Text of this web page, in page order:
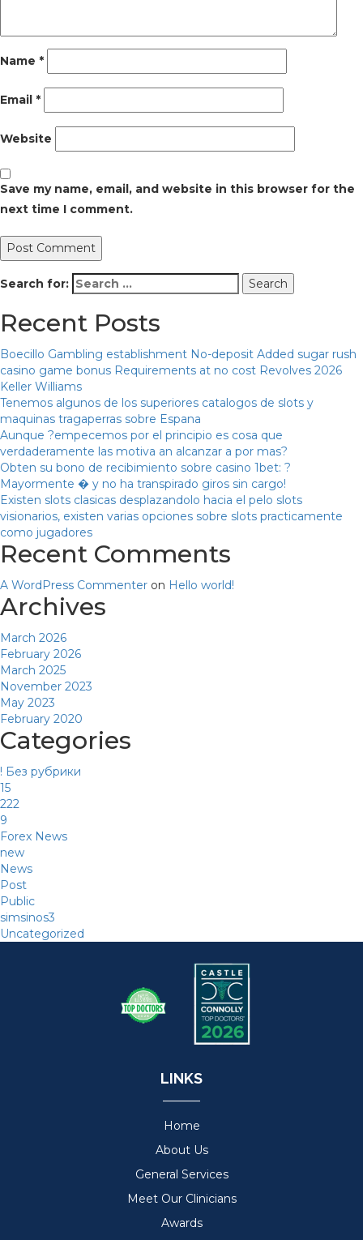
Name *
Email *
Website
Save my name, email, and website in this browser for the
next time I comment.
Search for:
Recent Posts
Boecillo Gambling establishment No-deposit Added sugar rush
casino game bonus Requirements at no cost Revolves 2026
Keller Williams
Tenemos algunos de los superiores catalogos de slots y
maquinas tragaperras sobre Espana
Aunque ?empecemos por el principio es cosa que
verdaderamente las motiva an alcanzar a por mas?
Obten su bono de recibimiento sobre casino 1bet: ?
Mayormente � y no ha transpirado giros sin cargo!
Existen slots clasicas desplazandolo hacia el pelo slots
visionarios, existen varias opciones sobre slots practicamente
como jugadores
Recent Comments
A WordPress Commenter on Hello world!
Archives
March 2026
February 2026
March 2025
November 2023
May 2023
February 2020
Categories
! Без рубрики
15
222
9
Forex News
new
News
Post
Public
simsinos3
Uncategorized
LINKS
Home
About Us
General Services
Meet Our Clinicians
Awards